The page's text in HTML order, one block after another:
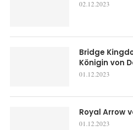
02.12.2023
Bridge
Königin von
01.12.2023
Royal Arrow
01.12.2023